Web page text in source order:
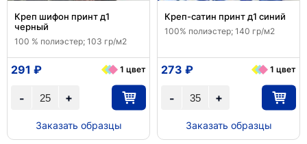
Креп шифон принт д1
черный
100 % полиэстер; 103 гр/м2
+
-
291 ₽ 1 цвет
Заказать образцы
Креп-сатин принт д1 синий
100% полиэстер; 140 гр/м2
+
-
273 ₽ 1 цвет
Заказать образцы